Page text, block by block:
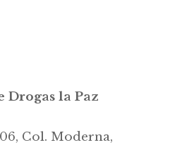
Drogas la Paz
Col. Moderna,